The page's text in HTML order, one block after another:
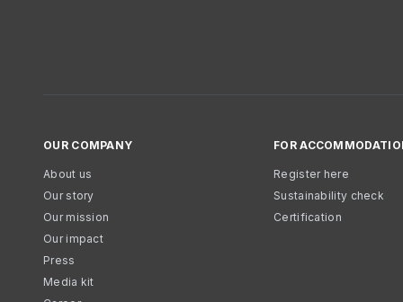
OUR COMPANY
About us
Our story
Our mission
Our impact
Press
Media kit
FOR
Register here
Sustainability check
Certification